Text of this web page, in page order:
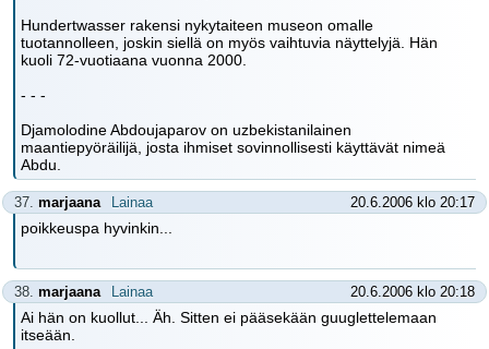
Hundertwasser rakensi nykytaiteen museon omalle
tuotannolleen, joskin siellä on myös vaihtuvia näyttelyjä. Hän
kuoli 72-vuotiaana vuonna 2000.
- - -
Djamolodine Abdoujaparov on uzbekistanilainen
maantiepyöräilijä, josta ihmiset sovinnollisesti käyttävät nimeä
Abdu.
37. marjaana Lainaa 20.6.2006 klo 20:17
poikkeuspa hyvinkin...
38. marjaana Lainaa 20.6.2006 klo 20:18
Ai hän on kuollut... Äh. Sitten ei pääsekään guuglettelemaan
itseään.